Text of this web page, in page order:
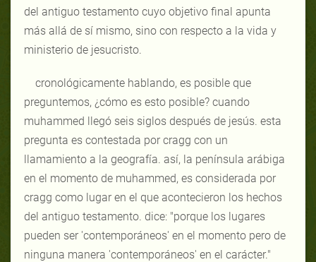
del antiguo testamento cuyo objetivo final apunta
más allá de sí mismo, sino con respecto a la vida y
ministerio de jesucristo.
cronológicamente hablando, es posible que
preguntemos, ¿cómo es esto posible? cuando
muhammed llegó seis siglos después de jesús. esta
pregunta es contestada por cragg con un
llamamiento a la geografía. así, la península arábiga
en el momento de muhammed, es considerada por
cragg como lugar en el que acontecieron los hechos
del antiguo testamento. dice: "porque los lugares
pueden ser 'contemporáneos' en el momento pero de
ninguna manera 'contemporáneos' en el carácter."